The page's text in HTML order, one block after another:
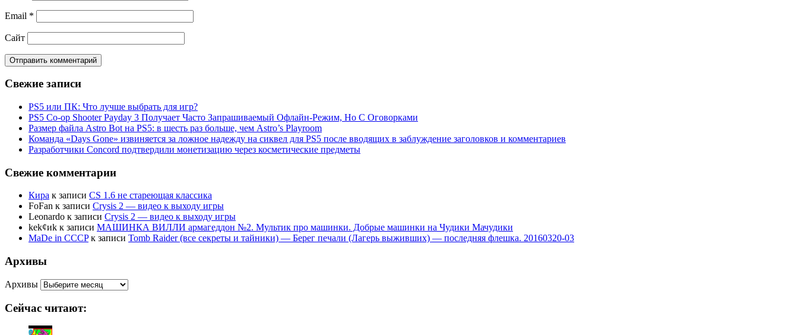
Email *
Сайт
Свежие записи
PS5 или ПК: Что лучше выбрать для игр?
PS5 Co-op Shooter Payday 3 Получает Часто Запрашиваемый Офлайн-Режим, Но С Оговорками
Размер файла Astro Bot на PS5: в шесть раз больше, чем Astro’s Playroom
Команда «Days Gone» извиняется за ложное надежду на сиквел для PS5 после вводящих в заблуждение заголовков и комментариев
Разработчики Concord подтвердили монетизацию через косметические предметы
Свежие комментарии
Кира к записи CS 1.6 не стареющая классика
FoFan к записи Crysis 2 — видео к выходу игры
Leonardo к записи Crysis 2 — видео к выходу игры
kek¢иk к записи МАШИНКА ВИЛЛИ армагеддон №2. Мультик про машинки. Добрые машинки на Чудики Мачудики
MaDe in CCCPк записи Tomb Raider (все секреты и тайники) — Берег печали (Лагерь выживших) — последняя флешка. 20160320-03
Архивы
Архивы
Сейчас читают: